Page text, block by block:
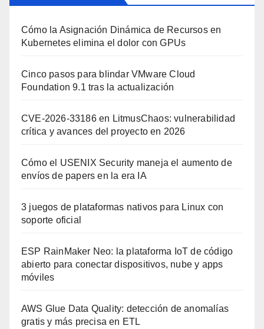
Cómo la Asignación Dinámica de Recursos en
Kubernetes elimina el dolor con GPUs
Cinco pasos para blindar VMware Cloud
Foundation 9.1 tras la actualización
CVE-2026-33186 en LitmusChaos: vulnerabilidad
crítica y avances del proyecto en 2026
Cómo el USENIX Security maneja el aumento de
envíos de papers en la era IA
3 juegos de plataformas nativos para Linux con
soporte oficial
ESP RainMaker Neo: la plataforma IoT de código
abierto para conectar dispositivos, nube y apps
móviles
AWS Glue Data Quality: detección de anomalías
gratis y más precisa en ETL